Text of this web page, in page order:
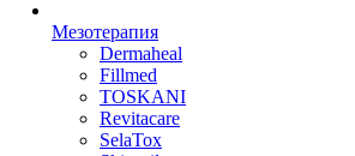
Мезотерапия
Dermaheal
Fillmed
TOSKANI
Revitacare
SelaTox